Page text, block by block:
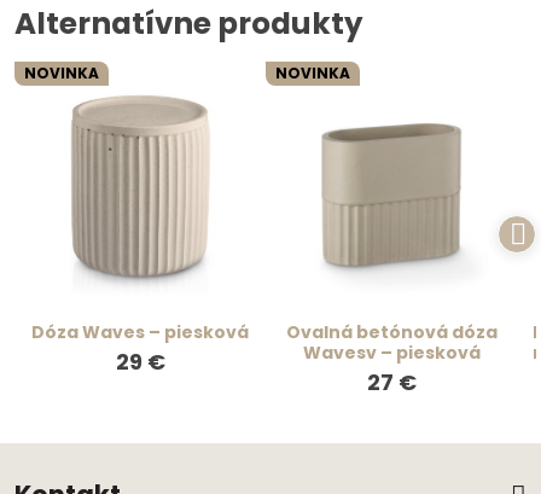
Alternatívne produkty
NOVINKA
Dóza Waves – piesková
29 €
NOVINKA
Ovalná betónová dóza
Wavesv – piesková
27 €